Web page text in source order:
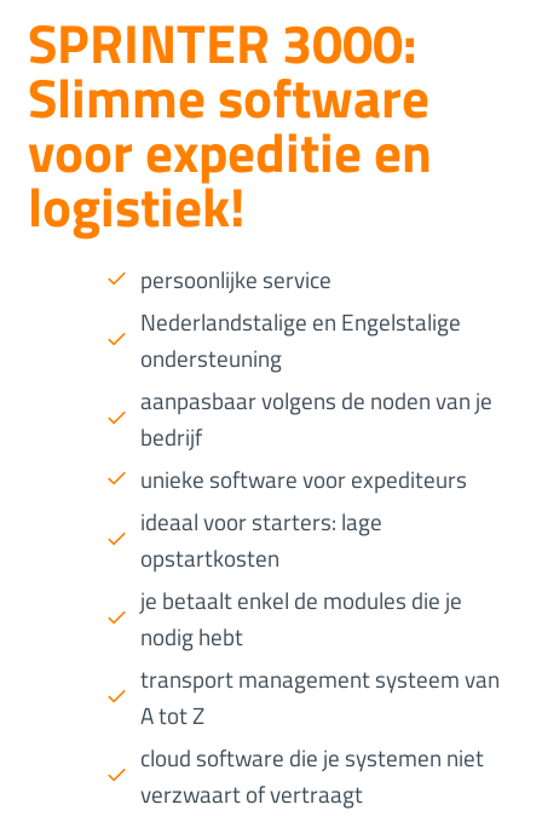
SPRINTER 3000:
Slimme software
voor expeditie en
logistiek!
persoonlijke service
Nederlandstalige en Engelstalige
ondersteuning
aanpasbaar volgens de noden van je
bedrijf
unieke software voor expediteurs
ideaal voor starters: lage
opstartkosten
je betaalt enkel de modules die je
nodig hebt
transport management systeem van
A tot Z
cloud software die je systemen niet
verzwaart of vertraagt